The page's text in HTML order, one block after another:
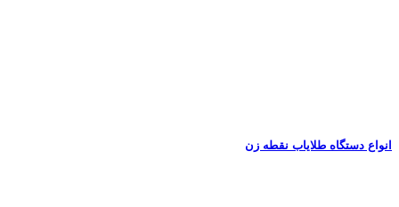
انواع دستگاه طلایاب نقطه زن